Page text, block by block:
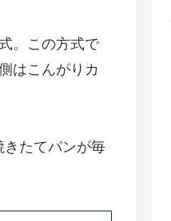
。この方式で
はこんがりカ
たてパンが毎